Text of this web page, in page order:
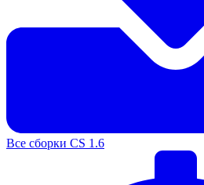
Все сборки CS 1.6